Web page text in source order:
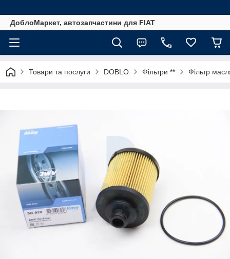
ДоблоМаркет, автозапчастини для FIAT
Товари та послуги DOBLO Фільтри ** Фільтр